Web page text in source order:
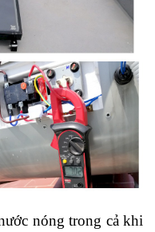
nóng trong cả khi